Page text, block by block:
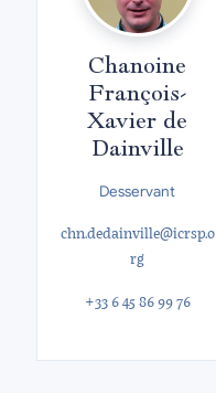
Chanoine
François-
Xavier de
Dainville
Desservant
chn.dedainville@icrsp.o
rg
+33 6 45 86 99 76